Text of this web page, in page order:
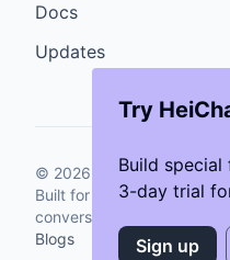
Try
Build special
3-day trial
Sign up
Docs
Updates
© 2026 GenCybers Inc.
Built for storefronts that
conversions.
Blogs